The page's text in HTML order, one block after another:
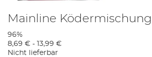
Mainline Ködermischung
96%
8,69 € - 13,99 €
Nicht lieferbar